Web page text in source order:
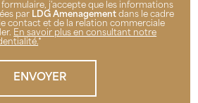
j'accepte que les informations
par LDG Amenagement dans le cadre
contact et de la relation commerciale
En savoir plus en consultant notre
*